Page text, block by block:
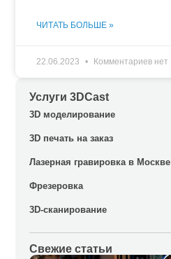
Услуги 3DCast
3D моделирование
3D печать на заказ
Лазерная гравировка в Москве
Фрезеровка
3D-сканирование
Свежие статьи
ЧИТАТЬ БОЛЬШЕ »
22.06.2023 Комментариев нет